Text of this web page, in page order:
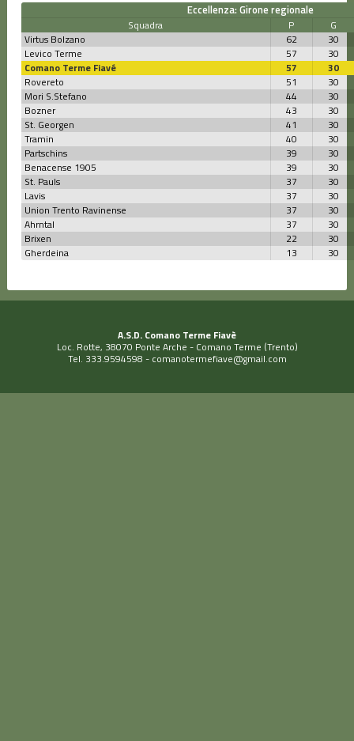
Eccellenza: Girone regionale
Squadra P
G
Virtus Bolzano
62
30
Levico Terme
57
30
Comano Terme Fiavé
57
30
Rovereto
51
30
Mori S.Stefano
44
30
Bozner
43
30
St. Georgen
41
30
Tramin
40
30
Partschins
39
30
Benacense 1905
39
30
St. Pauls
37
30
Lavis
37
30
Union Trento Ravinense
37
30
Ahrntal
37
30
Brixen
22
30
Gherdeina
13 30
A.S.D. Comano Terme Fiavè
Loc. Rotte, 38070 Ponte Arche - Comano Terme (Trento)
Tel. 333.9594598 - comanotermefiave@gmail.com